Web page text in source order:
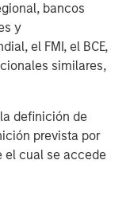
bancos
y
el FMI, el BCE,
similares,
definición de
prevista por
el cual se accede